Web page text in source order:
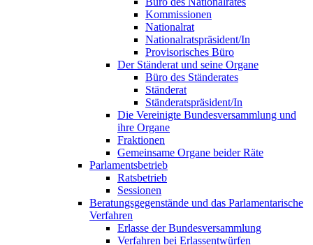
Kommissionen
Nationalrat
Nationalratspräsident/In
Provisorisches Büro
Der Ständerat und seine Organe
Büro des Ständerates
Ständerat
Ständeratspräsident/In
Die Vereinigte Bundesversammlung und
ihre Organe
Fraktionen
Gemeinsame Organe beider Räte
Parlamentsbetrieb
Ratsbetrieb
Sessionen
Beratungsgegenstände und das Parlamentarische
Verfahren
Erlasse der Bundesversammlung
Verfahren bei Erlassentwürfen